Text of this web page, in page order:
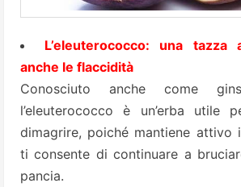
L’eleuterococco: una
anche le flaccidità
Conosciuto anche come
l’eleuterococco è un’erba utile
dimagrire, poiché mantiene attivo
ti consente di continuare a
pancia.